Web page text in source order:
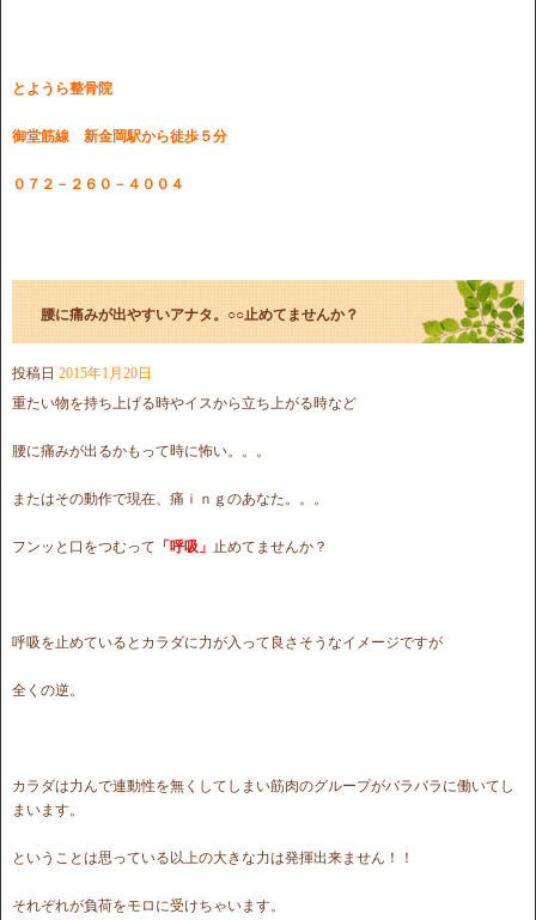
とようら整骨院
御堂筋線 新金岡駅から徒歩５分
０７２－２６０－４００４
腰に痛みが出やすいアナタ。○○止めてませんか？
投稿日 2015年1月20日
重たい物を持ち上げる時やイスから立ち上がる時など
腰に痛みが出るかもって時に怖い。。。
またはその動作で現在、痛ｉｎｇのあなた。。。
フンッと口をつむって 「呼吸」 止めてませんか？
呼吸を止めているとカラダに力が入って良さそうなイメージですが
全くの逆。
カラダは力んで連動性を無くしてしまい筋肉のグループがバラバラに働いてし
まいます。
ということは思っている以上の大きな力は発揮出来ません！！
それぞれが負荷をモロに受けちゃいます。